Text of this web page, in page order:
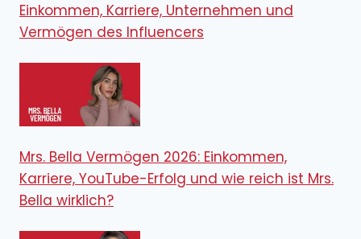
Einkommen, Karriere, Unternehmen und
Vermögen des Influencers
Mrs. Bella Vermögen 2026: Einkommen,
Karriere, YouTube-Erfolg und wie reich ist Mrs.
Bella wirklich?